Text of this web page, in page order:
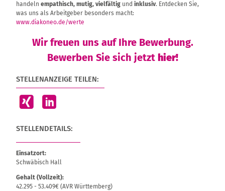
handeln empathisch, mutig, vielfältig und inklusiv. Entdecken Sie,
was uns als Arbeitgeber besonders macht:
www.diakoneo.de/werte
Wir freuen uns auf Ihre Bewerbung.
Bewerben Sie sich jetzt hier!
STELLENANZEIGE TEILEN:
STELLENDETAILS:
Einsatzort:
Schwäbisch Hall
Gehalt (Vollzeit):
42.295 - 53.409€ (AVR Württemberg)